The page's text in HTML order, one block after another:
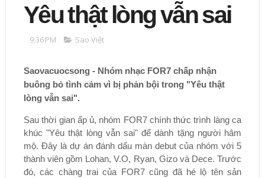
Yêu thật lòng vẫn sai
9:36 PM Sao Việt
Saovacuocsong - Nhóm nhạc FOR7 chấp nhận
buông bỏ tình cảm vì bị phản bội trong "Yêu thật
lòng vẫn sai".
Sau thời gian ấp ủ, nhóm FOR7 chính thức trình làng ca
khúc "Yêu thật lòng vẫn sai" để dành tặng người hâm
mộ. Đây là dự án đánh dấu màn debut của nhóm với 5
thành viên gồm Lohan, V.O, Ryan, Gizo và Dece. Trước
đó, các chàng trai của FOR7 cũng đã hé lộ tên sản